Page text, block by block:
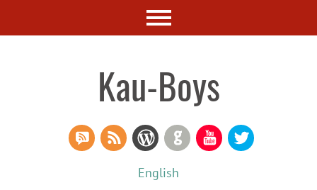
Kau-Boys
YouTube
GitHub
WordPress
RSS Feed
RSS Comments
English